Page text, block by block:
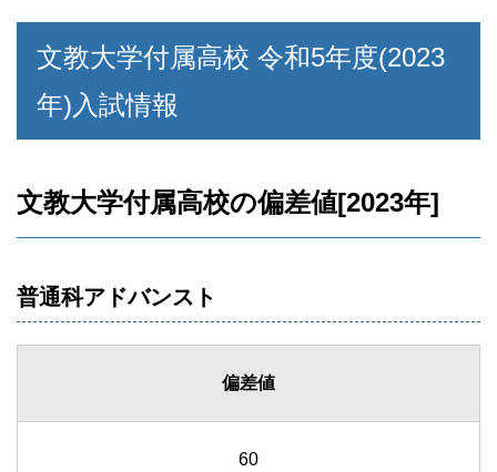
文教大学付属高校 令和5年度(2023
年)入試情報
文教大学付属高校の偏差値[2023年]
普通科アドバンスト
偏差値
60